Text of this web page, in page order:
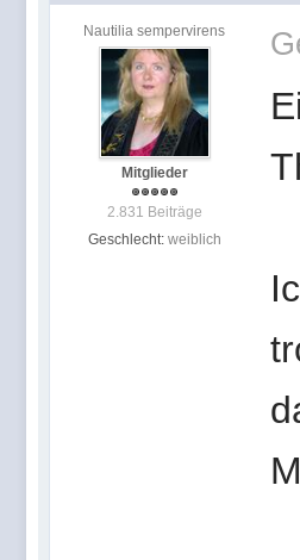
Nautilia sempervirens
Mitglieder
2.831 Beiträge
Geschlecht: weiblich